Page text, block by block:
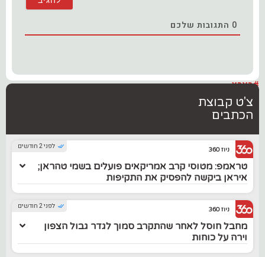
0 התגובות שלכם
#בארץ
צ'ט קבוצת
הכתבים
לפני 2 חודשים ניוז 360
טראמפ: מטוסי קרב אמריקאים פועלים בשמי טהראן;
איראן ביקשה להפסיק את התקיפות
לפני 2 חודשים ניוז 360
מחבל חוסל לאחר שהתקרב סמוך לגדר גבול הצפון
וירה על כוחות